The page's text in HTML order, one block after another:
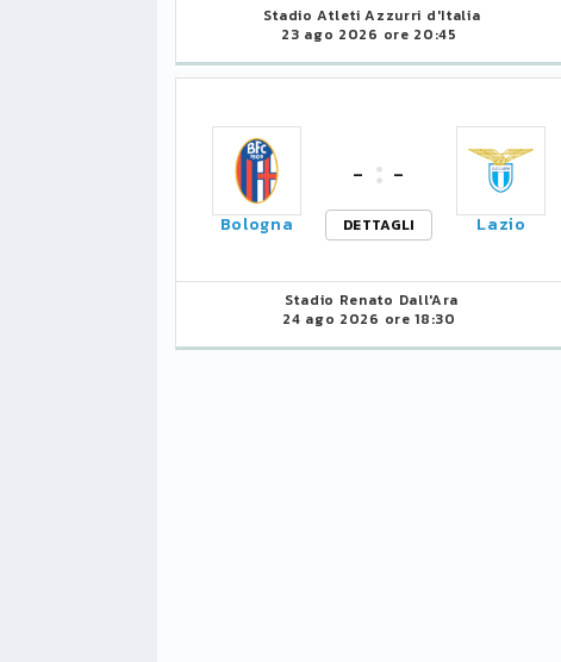
Stadio Atleti Azzurri d'Italia
23 ago 2026 ore 20:45
Bologna
- -
DETTAGLI Lazio
Stadio Renato Dall'Ara
24 ago 2026 ore 18:30
PSG 34
2 Monaco 34 67
3 Brest 34 61
34
Nizza
Lione